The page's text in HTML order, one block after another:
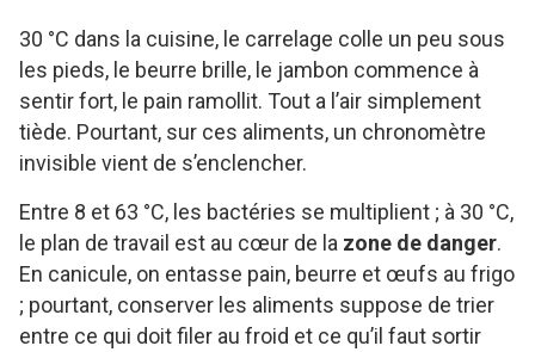
30 °C dans la cuisine, le carrelage colle un peu sous
les pieds, le beurre brille, le jambon commence à
sentir fort, le pain ramollit. Tout a l’air simplement
tiède. Pourtant, sur ces aliments, un chronomètre
invisible vient de s’enclencher.
Entre 8 et 63 °C, les bactéries se multiplient ; à 30 °C,
le plan de travail est au cœur de la zone de danger.
En canicule, on entasse pain, beurre et œufs au frigo
; pourtant, conserver les aliments suppose de trier
entre ce qui doit filer au froid et ce qu’il faut sortir